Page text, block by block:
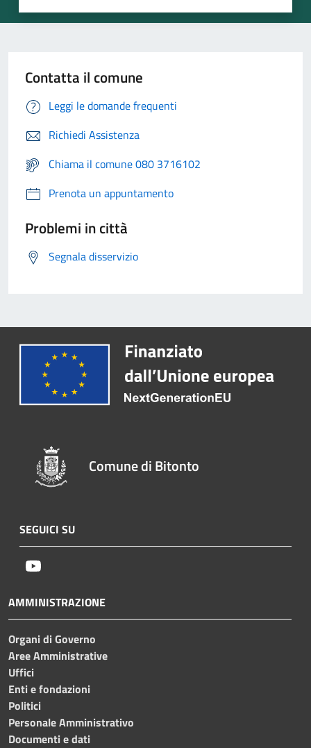
Contatta il comune
Leggi le domande frequenti
Richiedi Assistenza
Chiama il comune 080 3716102
Prenota un appuntamento
Problemi in città
Segnala disservizio
Comune di Bitonto
SEGUICI SU
AMMINISTRAZIONE
Organi di Governo
Aree Amministrative
Uffici
Enti e fondazioni
Politici
Personale Amministrativo
Documenti e dati